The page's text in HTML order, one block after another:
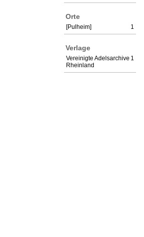
Orte
1
[Pulheim]
Verlage
1
Vereinigte Adelsarchive
Rheinland